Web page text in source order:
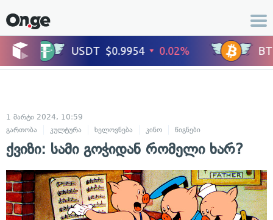
1 მარტი 2024, 10:59
გართობა
კულტურა ხელოვნება კინო წიგნები
ქვიზი: სამი გოჭიდან რომელი ხარ?